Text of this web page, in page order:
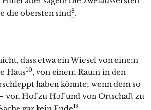
die obersten sind8.
dass etwa ein Wiesel von einem
Haus10, von einem Raum in den
haben könnte; wenn dem so
von Hof zu Hof und von Ortschaft zu
gar kein Ende12.